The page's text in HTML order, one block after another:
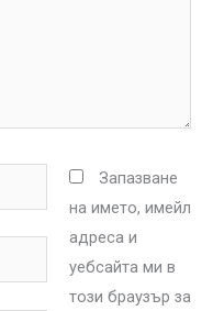
Запазване
на името, имейл
адреса и
уебсайта ми в
този браузър за